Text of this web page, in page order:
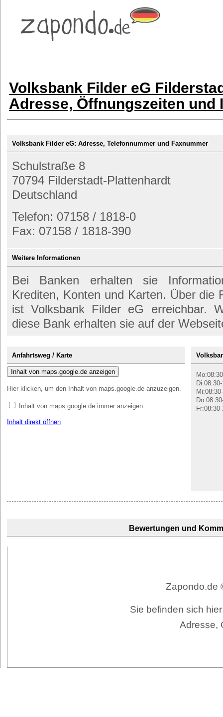
Volksbank Filder eG
Adresse, Öffnungszeiten und
Volksbank Filder eG: Adresse, Telefonnummer und Faxnummer
Schulstraße 8
70794 Filderstadt-Plattenhardt
Deutschland
Telefon: 07158 / 1818-0
Fax: 07158 / 1818-390
Weitere Informationen
Bei Banken erhalten sie
Krediten, Konten und Karten. Über die
ist Volksbank Filder eG erreichbar.
diese Bank erhalten sie auf der
Anfahrtsweg / Karte
Inhalt von maps.google.de anzeigen
Hier klicken, um den Inhalt von maps.google.de anzuzeigen.
Inhalt von maps.google.de immer anzeigen
Inhalt direkt öffnen
Bewertungen und
Zapondo.de
Sie befinden sich
Adresse,